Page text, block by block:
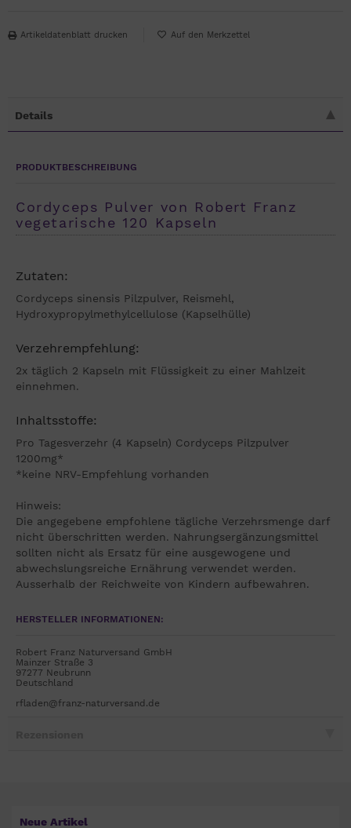
Artikeldatenblatt drucken
Details
PRODUKTBESCHREIBUNG
Cordyceps Pulver von Robert Franz
vegetarische 120 Kapseln
Zutaten:
Cordyceps sinensis Pilzpulver, Reismehl,
Hydroxypropylmethylcellulose (Kapselhülle)
Verzehrempfehlung:
2x täglich 2 Kapseln mit Flüssigkeit zu einer Mahlzeit
einnehmen.
Inhaltsstoffe:
Pro Tagesverzehr (4 Kapseln) Cordyceps Pilzpulver
1200mg*
*keine NRV-Empfehlung vorhanden
Hinweis:
Die angegebene empfohlene tägliche Verzehrsmenge darf
nicht überschritten werden. Nahrungsergänzungsmittel
sollten nicht als Ersatz für eine ausgewogene und
abwechslungsreiche Ernährung verwendet werden.
Ausserhalb der Reichweite von Kindern aufbewahren.
HERSTELLER INFORMATIONEN:
Robert Franz Naturversand GmbH
Mainzer Straße 3
97277 Neubrunn
Deutschland
rfladen@franz-naturversand.de
Neue Artikel